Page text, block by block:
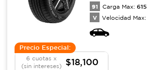
91 Carga Max: 615
V Velocidad Max:
Precio Especial:
6 cuotas x
(sin intereses)
$18,100